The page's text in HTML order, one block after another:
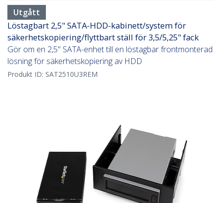
Utgått
Löstagbart 2,5" SATA-HDD-kabinett/system för
säkerhetskopiering/flyttbart ställ för 3,5/5,25" fack
Gör om en 2,5" SATA-enhet till en löstagbar frontmonterad
lösning för säkerhetskopiering av HDD
Produkt ID: SAT2510U3REM